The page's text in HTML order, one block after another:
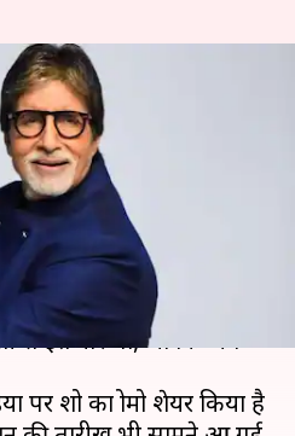
लौटे अमिताभ
हो रहे
am
बनेगा करोड़पति'(KBC) के नए
से इंतजार था, जो कि अब
पर शो का प्रोमो शेयर किया है